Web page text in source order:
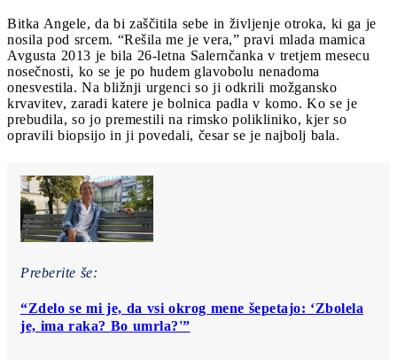
Bitka Angele, da bi zaščitila sebe in življenje otroka, ki ga je
nosila pod srcem. “Rešila me je vera,” pravi mlada mamica
Avgusta 2013 je bila 26-letna Salernčanka v tretjem mesecu
nosečnosti, ko se je po hudem glavobolu nenadoma
onesvestila. Na bližnji urgenci so ji odkrili možgansko
krvavitev, zaradi katere je bolnica padla v komo. Ko se je
prebudila, so jo premestili na rimsko polikliniko, kjer so
opravili biopsijo in ji povedali, česar se je najbolj bala.
Preberite še:
“Zdelo se mi je, da vsi okrog mene šepetajo: ‘Zbolela
je, ima raka? Bo umrla?'”